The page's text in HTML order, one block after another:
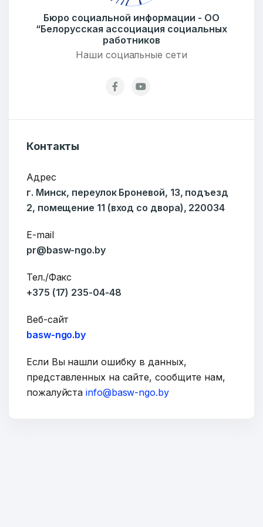
Сообщение
Бюро социальной информации - ОО
“Белорусская ассоциация социальных
работников
Наши социальные сети
Контакты
Адрес
г. Минск, переулок Броневой, 13, подъезд
2, помещение 11 (вход со двора), 220034
E-mail
pr@basw-ngo.by
Тел./Факс
+375 (17) 235-04-48
Веб-сайт
basw-ngo.by
Если Вы нашли ошибку в данных,
представленных на сайте, сообщите нам,
пожалуйстаinfo@basw-ngo.by